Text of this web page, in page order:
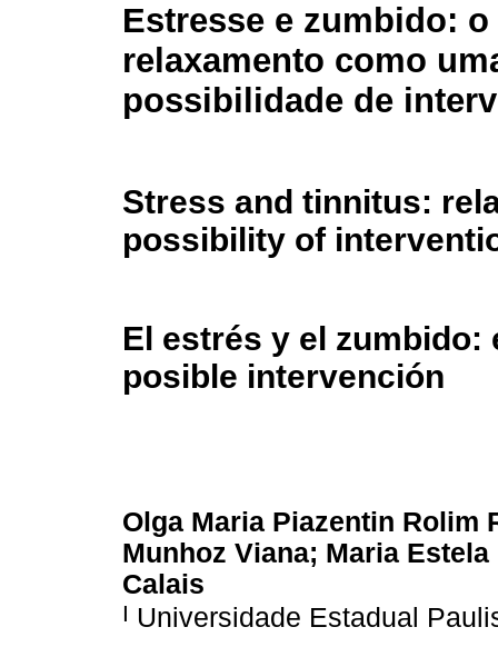
Estresse e zumbido: o
relaxamento como
possibilidade de
Stress and tinnitus:
possibility of
El estrés y el zumbido:
posible intervención
Olga Maria Piazentin Rolim
Munhoz Viana; Maria
Calais
I Universidade Estadual